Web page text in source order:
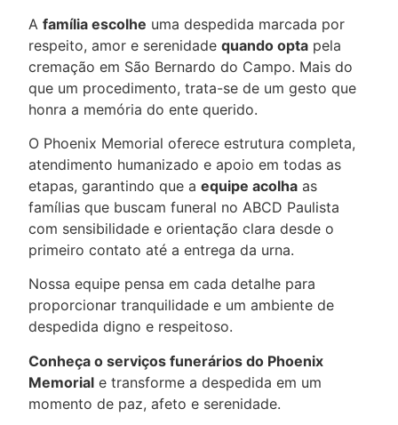
A família escolhe uma despedida marcada por
respeito, amor e serenidade quando opta pela
cremação em São Bernardo do Campo. Mais do
que um procedimento, trata-se de um gesto que
honra a memória do ente querido.
O Phoenix Memorial oferece estrutura completa,
atendimento humanizado e apoio em todas as
etapas, garantindo que a equipe acolha as
famílias que buscam funeral no ABCD Paulista
com sensibilidade e orientação clara desde o
primeiro contato até a entrega da urna.
Nossa equipe pensa em cada detalhe para
proporcionar tranquilidade e um ambiente de
despedida digno e respeitoso.
Conheça o serviços funerários do Phoenix
Memorial e transforme a despedida em um
momento de paz, afeto e serenidade.